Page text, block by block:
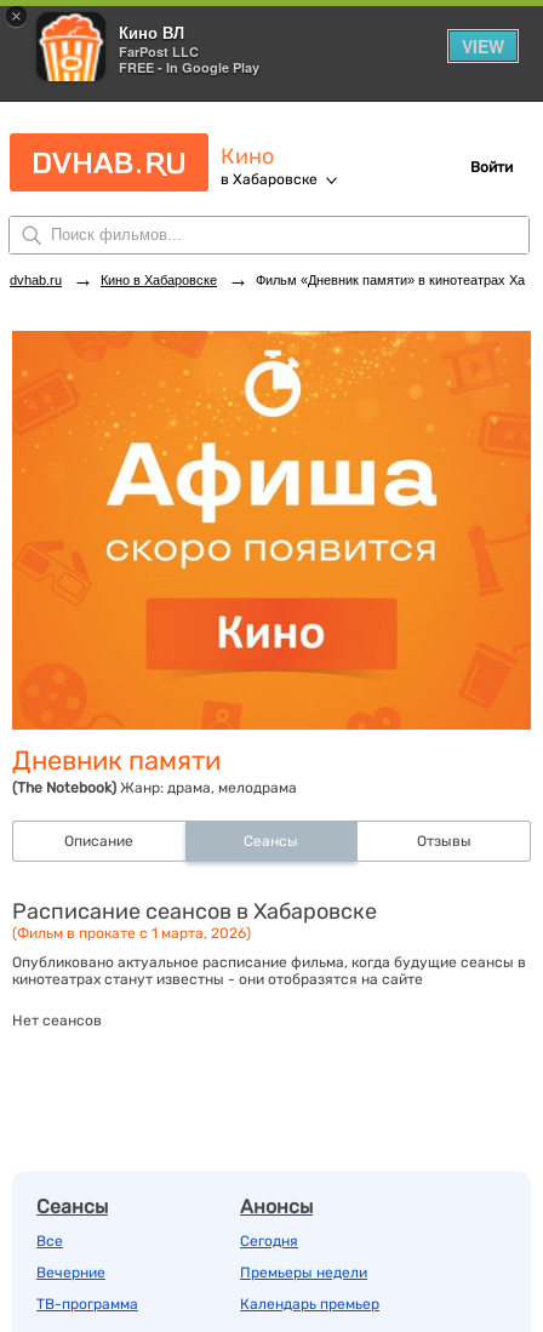
×
Кино ВЛ
FarPost LLC
FREE - In Google Play
VIEW
Кино
в Хабаровске
Войти
dvhab.ru → Кино в Хабаровске → Фильм «Дневник памяти» в кинотеатрах Хабаровска. Купить билеты!
Дневник памяти
(The Notebook) Жанр: драма, мелодрама
Описание Сеансы Отзывы
Расписание сеансов в Хабаровске
(Фильм в прокате с 1 марта, 2026)
Опубликовано актуальное расписание фильма, когда будущие сеансы в
кинотеатрах станут известны - они отобразятся на сайте
Нет сеансов
Сеансы
Все
Вечерние
ТВ-программа
Анонсы
Сегодня
Премьеры недели
Календарь премьер